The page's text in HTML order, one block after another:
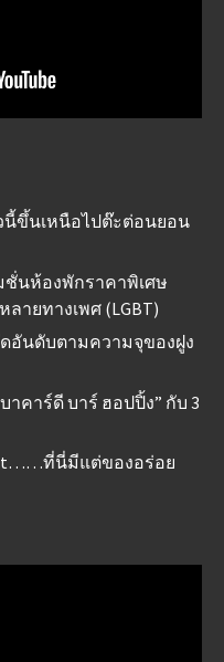
นี้ขึ้นเหนือไปต๊ะต่อนยอน
ชั่นห้องพักราคาพิเศษ
ยทางเพศ (LGBT)
อันดับตามความจุของฝูง
คาร์ดี บาร์ ฮอปปิ้ง” กับ 3
ที่นี่มีแต่ของอร่อย